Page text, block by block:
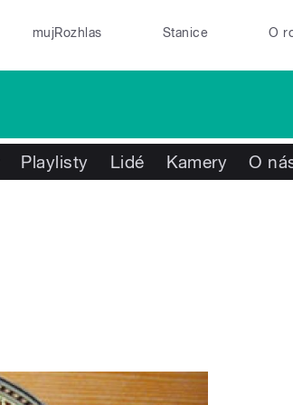
mujRozhlas Stanice O
Playlisty Lidé Kamery O